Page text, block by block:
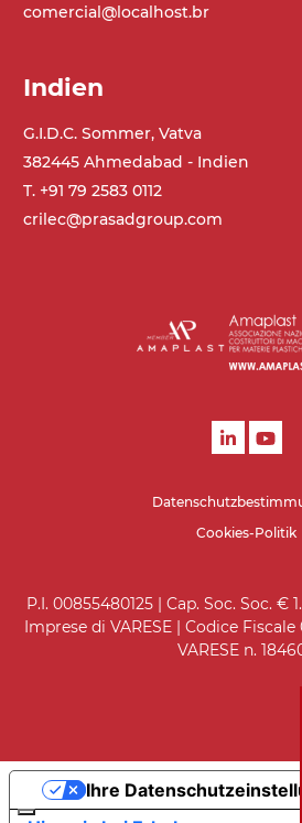
comercial@localhost.br
Indien
G.I.D.C. Sommer, Vatva
382445 Ahmedabad - Indien
T. +91 79 2583 0112
crilec@prasadgroup.com
Cookies-Politik
P.I. 00855480125 | Cap. Soc. Soc. €
Imprese di VARESE | Codice Fiscale
VARESE n.
Ihre